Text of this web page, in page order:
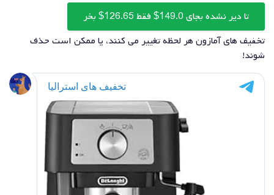
تا دیر نشده بجای 149.0$ فقط 126.65$ بخر
تخفیف های آمازون هر لحظه تغییر می کنند، یا ممکن است حذف
شوند!